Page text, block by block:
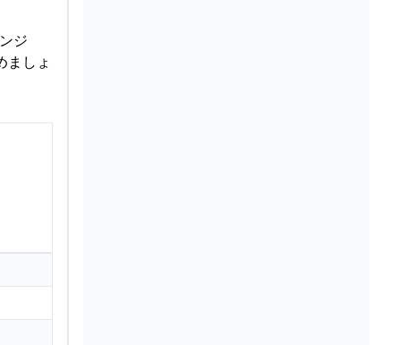
ジ
ましょ